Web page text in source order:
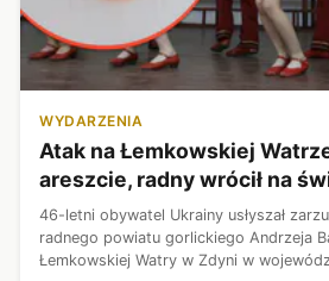
WYDARZENIA
Atak na Łemkowskiej
areszcie, radny wrócił na
46-letni obywatel Ukrainy usłyszał
radnego powiatu gorlickiego Andrzeja
Łemkowskiej Watry w Zdyni w